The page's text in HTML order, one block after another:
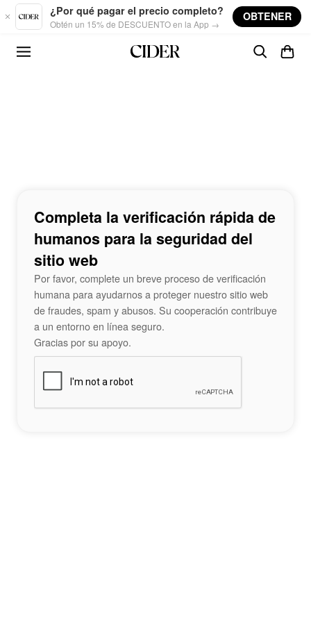
Skip to main content
¿Por qué pagar el precio completo?
Obtén un 15% de DESCUENTO en la App →
OBTENER
Completa la verificación rápida de
humanos para la seguridad del
sitio web
Por favor, complete un breve proceso de verificación
humana para ayudarnos a proteger nuestro sitio web
de fraudes, spam y abusos. Su cooperación contribuye
a un entorno en línea seguro.
Gracias por su apoyo.